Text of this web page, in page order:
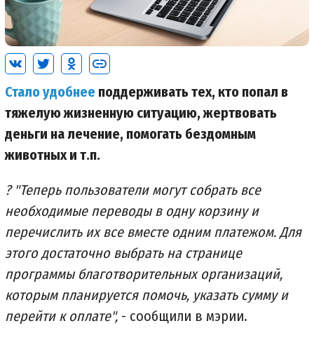
Стало удобнее поддерживать тех, кто попал в
тяжелую жизненную ситуацию, жертвовать
деньги на лечение, помогать бездомным
животных и т.п.
? "Теперь пользователи могут собрать все
необходимые переводы в одну корзину и
перечислить их все вместе одним платежом. Для
этого достаточно выбрать на странице
программы благотворительных организаций,
которым планируется помочь, указать сумму и
перейти к оплате", - сообщили в мэрии.